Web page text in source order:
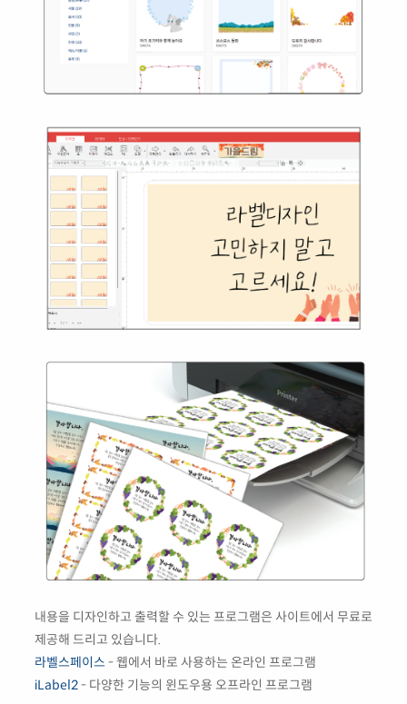
내용을 디자인하고 출력할 수 있는 프로그램은 사이트에서 무료로
제공해 드리고 있습니다.
라벨스페이스 - 웹에서 바로 사용하는 온라인 프로그램
iLabel2- 다양한 기능의 윈도우용 오프라인 프로그램